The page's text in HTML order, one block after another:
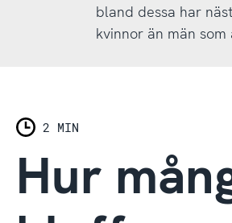
bland dessa har
kvinnor än män
2 MIN
Hur